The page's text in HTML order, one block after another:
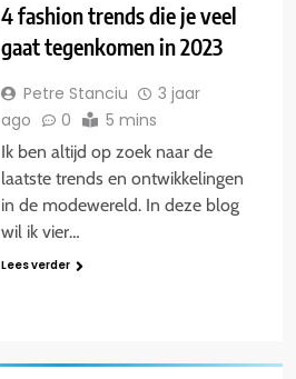
4 fashion trends die je veel
gaat tegenkomen in 2023
Petre Stanciu
3 jaar
ago
0 5 mins
Ik ben altijd op zoek naar de
laatste trends en ontwikkelingen
in de modewereld. In deze blog
wil ik vier…
Lees verder